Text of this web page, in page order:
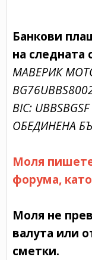
Банкови
на следната
МАВЕРИК
BIC: UBBSBGSF
ОБЕДИНЕНА
Моля
форума,
Моля не
валута или
сметки.